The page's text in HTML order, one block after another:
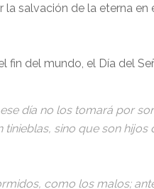
la salvación de la eterna
fin del mundo, el Día del
día no los tomará por
sino que son hijos
como los malos;